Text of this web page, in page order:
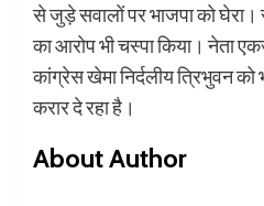
से जुड़े सवालों पर भाजपा को घेरा।
का आरोप भी चस्पा किया। नेता
कांग्रेस खेमा निर्दलीय त्रिभुवन
करार दे रहा है।
About Author